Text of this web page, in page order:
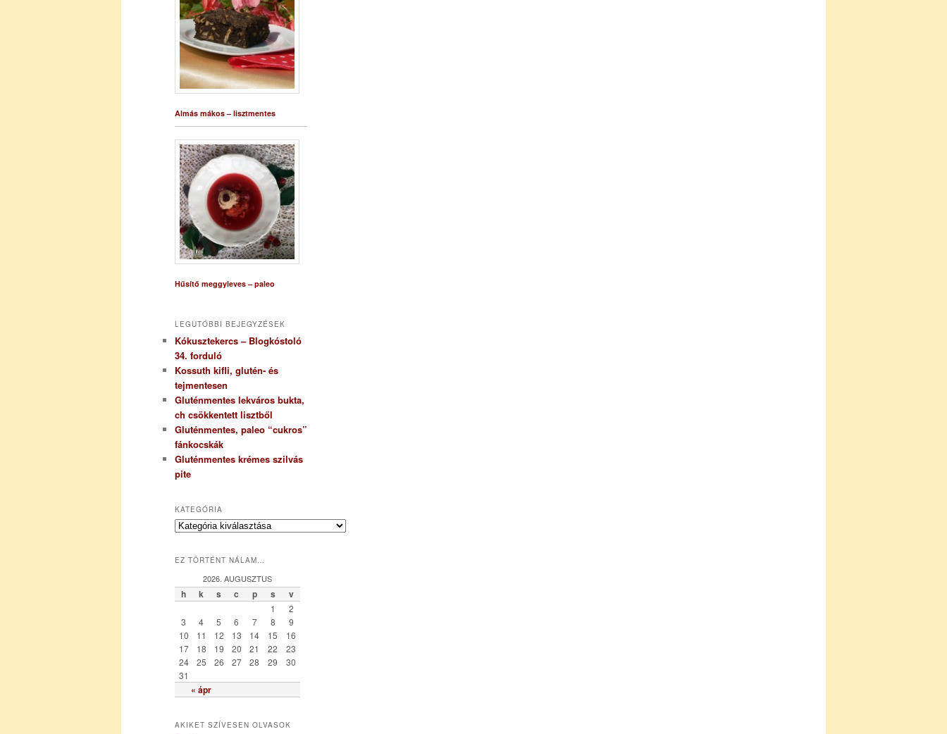
Almás mákos – lisztmentes
Hűsítő meggyleves – paleo
LEGUTÓBBI BEJEGYZÉSEK
Kókusztekercs – Blogkóstoló
34. forduló
Kossuth kifli, glutén- és
tejmentesen
Gluténmentes lekváros bukta,
ch csökkentett lisztből
Gluténmentes, paleo “cukros”
fánkocskák
Gluténmentes krémes szilvás
pite
KATEGÓRIA
K
e
r
EZ TÖRTÉNT NÁLAM…
2026. AUGUSZTUS
h k s c p s v
« ápr
1
2
3
4 5 6 7 8
9
10
11 12 13 14 15
16
17
18 19 20 21 22
23
24
25 26 27 28 29
30
31
AKIKET SZÍVESEN OLVASOK